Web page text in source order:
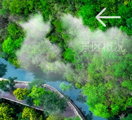

景区概况